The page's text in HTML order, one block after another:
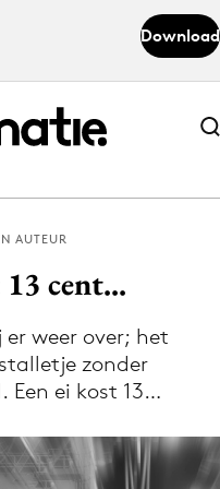
Download
Abonneer nu
Abonneer nu
app
de Adformatie
AUTEUR
cent...
weer over; het
zonder
ei kost 13…